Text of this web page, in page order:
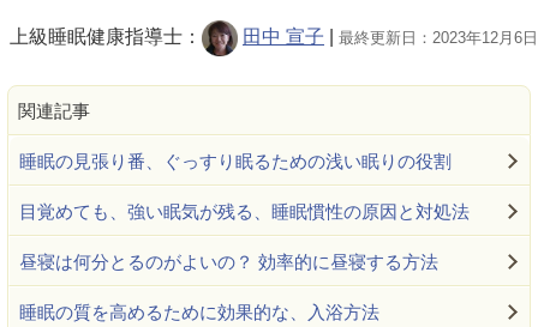
上級睡眠健康指導士： 田中 宣子 最終更新日：2023年12月6日
関連記事
睡眠の見張り番、ぐっすり眠るための浅い眠りの役割
目覚めても、強い眠気が残る、睡眠慣性の原因と対処法
昼寝は何分とるのがよいの？ 効率的に昼寝する方法
睡眠の質を高めるために効果的な、入浴方法